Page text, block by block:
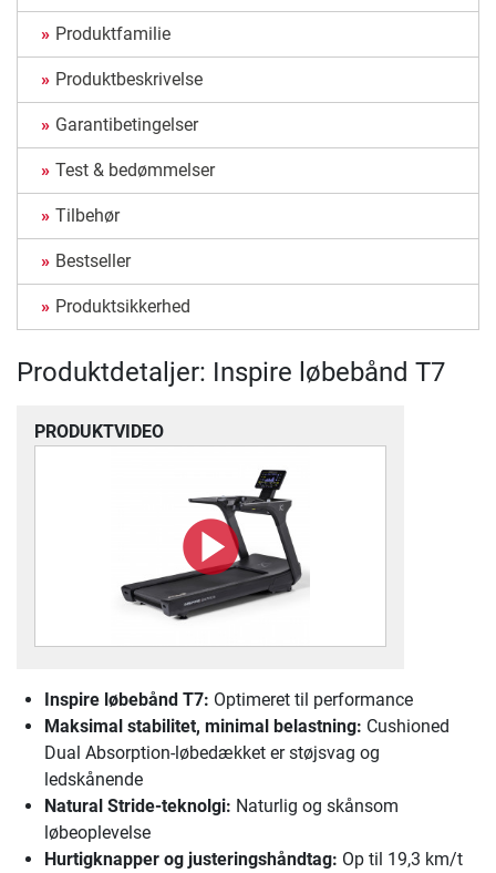
Produktfamilie
Produktbeskrivelse
Garantibetingelser
Test & bedømmelser
Tilbehør
Bestseller
Produktsikkerhed
Produktdetaljer: Inspire løbebånd T7
PRODUKTVIDEO
Inspire løbebånd T7: Optimeret til performance
Maksimal stabilitet, minimal belastning: Cushioned
Dual Absorption-løbedækket er støjsvag og
ledskånende
Natural Stride-teknolgi: Naturlig og skånsom
løbeoplevelse
Hurtigknapper og justeringshåndtag: Op til 19,3 km/t